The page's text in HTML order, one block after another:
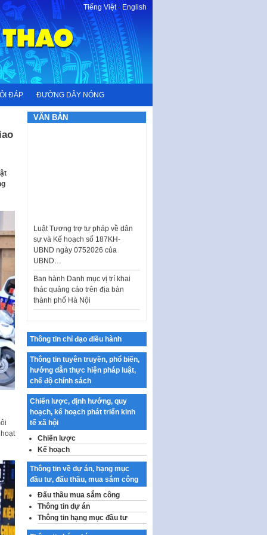
Tiếng Việt-English
ĐÁP ĐƯỜNG DÂY NÓNG
VĂN BẢN
sự và Kế hoạch số 187KH-
UBND ngày 0752026 của
UBND…
Ban hành Danh mục vị trí khai
thác quảng cáo trên địa bàn
thành phố Hà Nội
Kế hoạch Tổ chức Cuộc thi
Công bố công khai dự toán kinh
phí xây dựng pháp luật, hoàn
thiện thể chế, chính…
Quy định về nghiên cứu, ứng
mới sáng tạo và chuyển…
Quy định chi tiết và hướng dẫn
thi hành một số điều của Luật Lý
lịch tư…
Sửa đổi, bổ sung một số nội
dung tại Nghị quyết số 30/NQ-
CP ngày 24 tháng 02…
Ban hành Chương trình hành
động của Chính phủ thực hiện
Nghị quyết số 02-NQ/TW ngày
17…
Thông tin chỉ đạo điều hành
Thông tin tuyên truyền, phổ biến,
hướng dẫn thực hiện pháp luật,
chế độ chính sách
Chiến lược, định hướng, quy
hoạch, kế hoạch phát triển kinh
tế xã hội
Chiến lược
Kế hoạch
Thông tin về dự án, hạng mục
đầu tư, đấu thầu, mua sắm công
Đấu thầu mua sắm công
Thông tin dự án
Thông tin hạng mục đầu tư